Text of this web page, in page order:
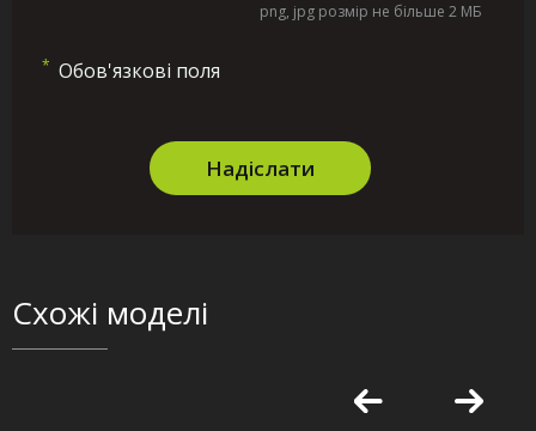
png, jpg розмір не більше 2 МБ
* Обов'язкові поля
Надіслати
Схожі моделі